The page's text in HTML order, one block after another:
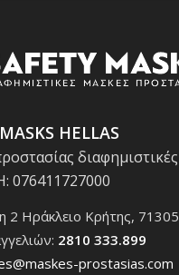
HELLAS
διαφημιστικές
076411727000
2 Ηράκλειο Κρήτης, 71305
2810 333.899
prostasias.com